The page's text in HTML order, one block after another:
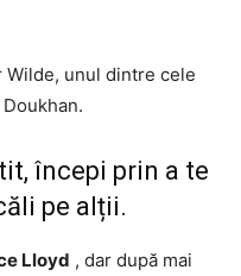
Wilde, unul dintre cele
începi prin a te
pe alții.
Lloyd , dar după mai